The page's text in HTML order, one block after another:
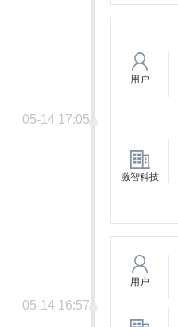
14 17:05
用户
激智科技
14 16:57
用户